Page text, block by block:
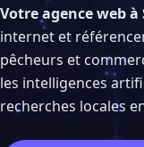
Votre agence web
internet et
pêcheurs et
les intelligences
recherches locales